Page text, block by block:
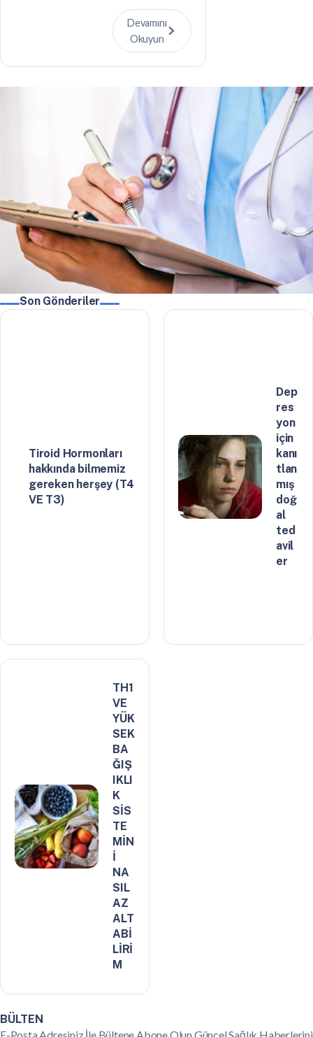
Devamını
Okuyun
Son Gönderiler
Tiroid Hormonları
hakkında bilmemiz
gereken herşey (T4
VE T3)
Dep
res
yon
için
kanı
tlan
mış
doğ
al
ted
avil
er
TH1
VE
YÜK
SEK
BA
ĞIŞ
IKLI
K
SİS
TE
MİN
İ
NA
SIL
AZ
ALT
ABİ
LİRİ
M
BÜLTEN